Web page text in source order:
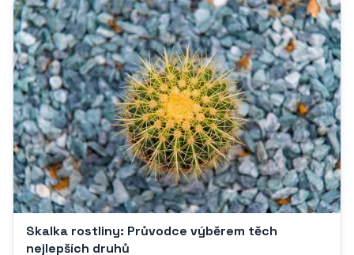
Skalka rostliny: Průvodce výběrem těch
nejlepších druhů